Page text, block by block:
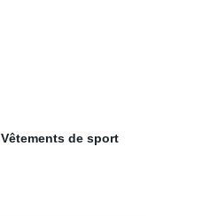
Vêtements de sport